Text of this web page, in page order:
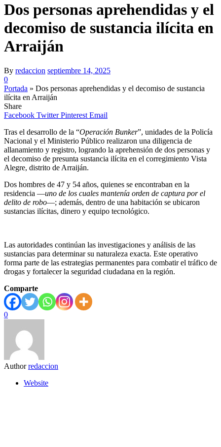
Dos personas aprehendidas y el
decomiso de sustancia ilícita en
Arraiján
By redaccion septiembre 14, 2025
0
Portada » Dos personas aprehendidas y el decomiso de sustancia
ilícita en Arraiján
Share
Facebook Twitter Pinterest Email
Tras el desarrollo de la “Operación Bunker”, unidades de la Policía
Nacional y el Ministerio Público realizaron una diligencia de
allanamiento y registro, logrando la aprehensión de dos personas y
el decomiso de presunta sustancia ilícita en el corregimiento Vista
Alegre, distrito de Arraiján.
Dos hombres de 47 y 54 años, quienes se encontraban en la
residencia —uno de los cuales mantenía orden de captura por el
delito de robo—; además, dentro de una habitación se ubicaron
sustancias ilícitas, dinero y equipo tecnológico.
Las autoridades continúan las investigaciones y análisis de las
sustancias para determinar su naturaleza exacta. Este operativo
forma parte de las estrategias permanentes para combatir el tráfico de
drogas y fortalecer la seguridad ciudadana en la región.
Comparte
0
Author redaccion
Website